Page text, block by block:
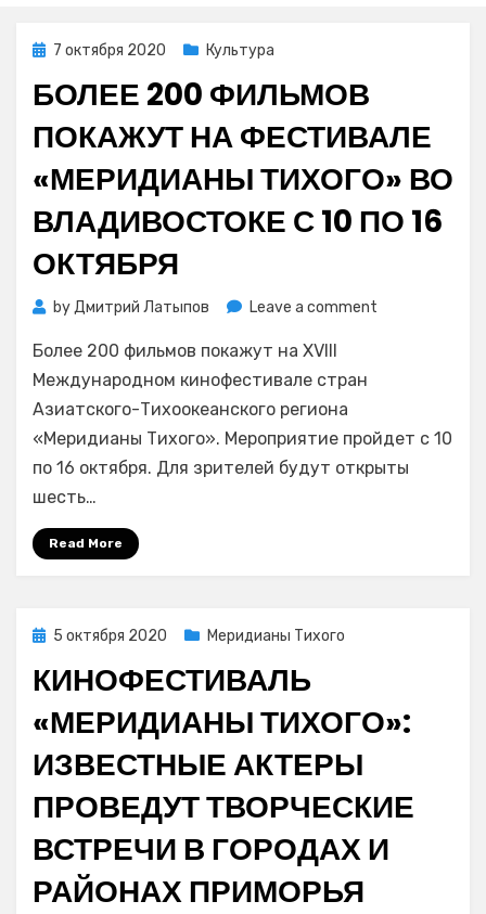
Posted
7 октября 2020 Культура
БОЛЕЕ 200 ФИЛЬМОВ
ПОКАЖУТ НА ФЕСТИВАЛЕ
«МЕРИДИАНЫ ТИХОГО» ВО
ВЛАДИВОСТОКЕ С 10 ПО 16
ОКТЯБРЯ
byДмитрий Латыпов Leave a comment
фестивале
«Меридианы
Более 200 фильмов покажут на XVIII
Международном кинофестивале стран
Азиатского-Тихоокеанского региона
«Меридианы Тихого». Мероприятие пройдет с 10
по 16 октября. Для зрителей будут открыты
шесть…
Read More
Posted
5 октября 2020 Меридианы Тихого
КИНОФЕСТИВАЛЬ
«МЕРИДИАНЫ ТИХОГО»:
ИЗВЕСТНЫЕ АКТЕРЫ
ПРОВЕДУТ ТВОРЧЕСКИЕ
ВСТРЕЧИ В ГОРОДАХ И
РАЙОНАХ ПРИМОРЬЯ